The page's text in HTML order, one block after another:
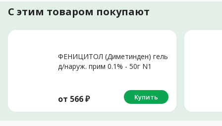
С этим товаром покупают
ФЕНИЦИТОЛ (Диметинден) гель
д/наруж. прим 0.1% - 50г N1
от 566₽ Купить